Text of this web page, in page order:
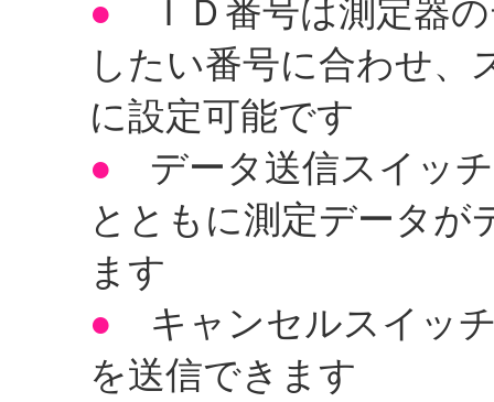
●
ＩＤ番号は測定器
したい番号に合わせ、
に設定可能です
● データ送信スイッ
とともに測定データが
ます
● キャンセルスイッ
を送信できます